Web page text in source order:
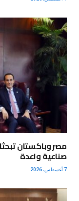
مصر وباكستان
صناعية واعدة
7 أغسطس، 2026